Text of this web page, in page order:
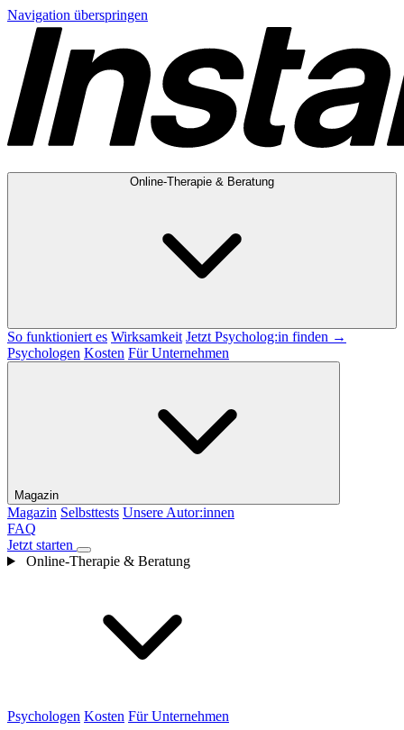
Navigation überspringen
Online-Therapie & Beratung
So funktioniert es Wirksamkeit Jetzt Psycholog:in finden →
Psychologen Kosten Für Unternehmen
Magazin
Magazin Selbsttests Unsere Autor:innen
FAQ
Jetzt starten
Online-Therapie & Beratung
Psychologen Kosten Für Unternehmen